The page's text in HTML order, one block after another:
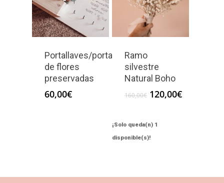
Portallaves/portamascarillas
de flores
preservadas
60,00€
Ramo
silvestre
Natural Boho
160,00€ El
era:
160,00€.
120,00€El
¡Solo queda(n) 1
disponible(s)!